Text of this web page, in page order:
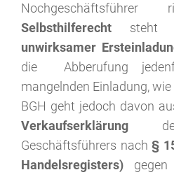
Selbsthilferecht steht
unwirksamer
die Abberufung
mangelnden Einladung,
BGH geht jedoch davon
Verkaufserklärung des
Geschäftsführers nach §
Handelsregisters)